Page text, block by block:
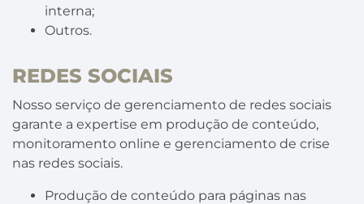
interna;
Outros.
REDES SOCIAIS
Nosso serviço de gerenciamento de redes sociais
garante a expertise em produção de conteúdo,
monitoramento online e gerenciamento de crise
nas redes sociais.
Produção de conteúdo para páginas nas